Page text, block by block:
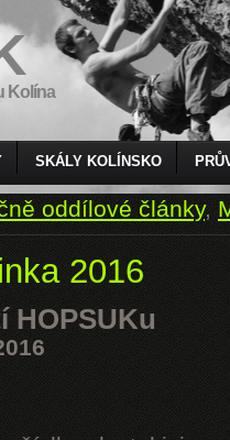
Kolína
SKÁLY KOLÍNSKO
oddílové články,
2016
HOPSUKu